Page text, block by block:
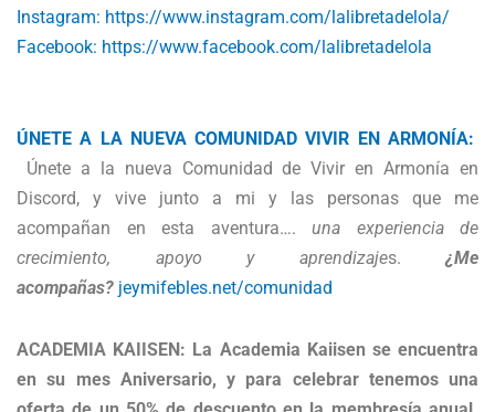
Instagram: https://www.instagram.com/ lalibretadelola/
Facebook: https://www.facebook.com/ lalibretadelola
ÚNETE A LA NUEVA COMUNIDAD VIVIR EN ARMONÍA:
Únete a la nueva Comunidad de Vivir en Armonía en
Discord, y vive junto a mi y las personas que me
acompañan en esta aventura…. una experiencia de
crecimiento, apoyo y aprendizajes.¿Me
acompañas? jeymifebles.net/comunidad
ACADEMIA KAIISEN: La Academia Kaiisen se encuentra
en su mes Aniversario, y para celebrar tenemos una